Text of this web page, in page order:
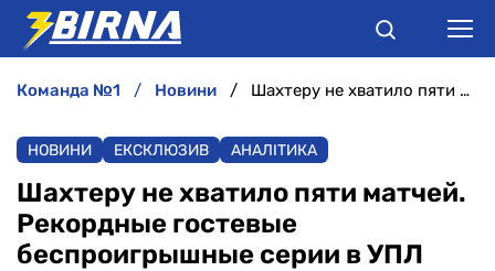
АНАЛІТИКА
ІНТЕРВ'Ю
команда №1 новини Шахтеру не хватило пяти матчей. Рекордные гостевые беспроигрышные серии в УПЛ
НОВИНИ ЕКСКЛЮЗИВ АНАЛІТИКА
Шахтеру не хватило пяти матчей.
Рекордные гостевые
беспроигрышные серии в УПЛ